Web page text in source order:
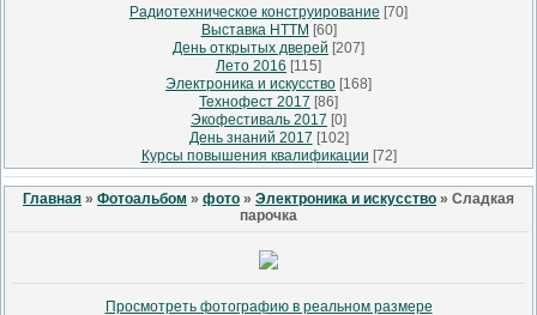
Радиотехническое конструирование [70]
Выставка НТТМ [60]
День открытых дверей [207]
Лето 2016 [115]
Электроника и искусство [168]
Технофест 2017 [86]
Экофестиваль 2017 [0]
День знаний 2017 [102]
Курсы повышения квалификации [72]
Главная » Фотоальбом » фото » Электроника и искусство » Сладкая
парочка
Просмотреть фотографию в реальном размере